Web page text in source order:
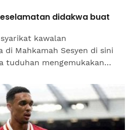
didakwa buat
kawalan
di Mahkamah Sesyen di sini
tuduhan mengemukakan